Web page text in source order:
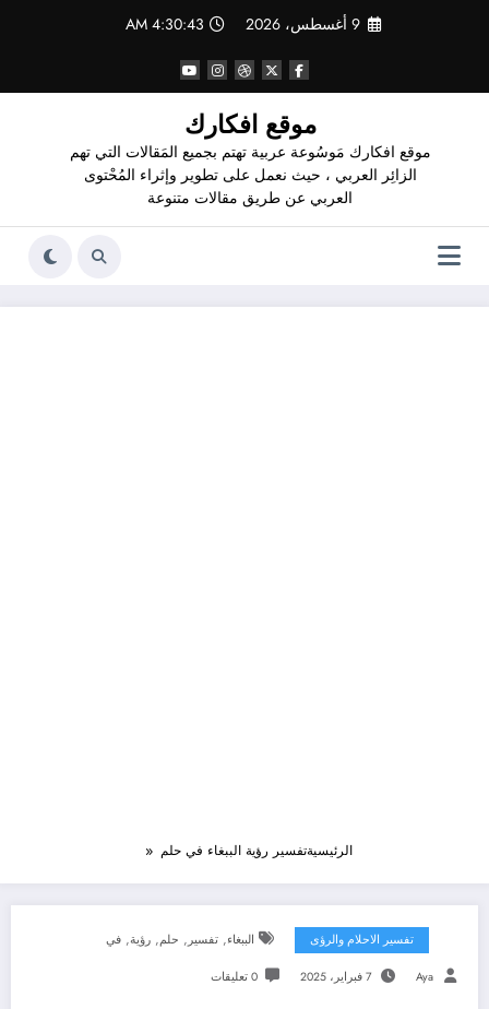
9 أغسطس، 2026 4:30:44 AM
موقع افكارك
موقع افكارك مَوسُوعة عربية تهتم بجميع المَقالات التي تهم
الزائِر العربي ، حيث نعمل على تطوير وإثراء المُحْتوى
العربي عن طريق مقالات متنوعة
الرئيسيةتفسير رؤية الببغاء في حلم
تفسير الاحلام والرؤى الببغاء, تفسير , حلم, رؤية, في
Aya 7 فبراير، 2025 0 تعليقات